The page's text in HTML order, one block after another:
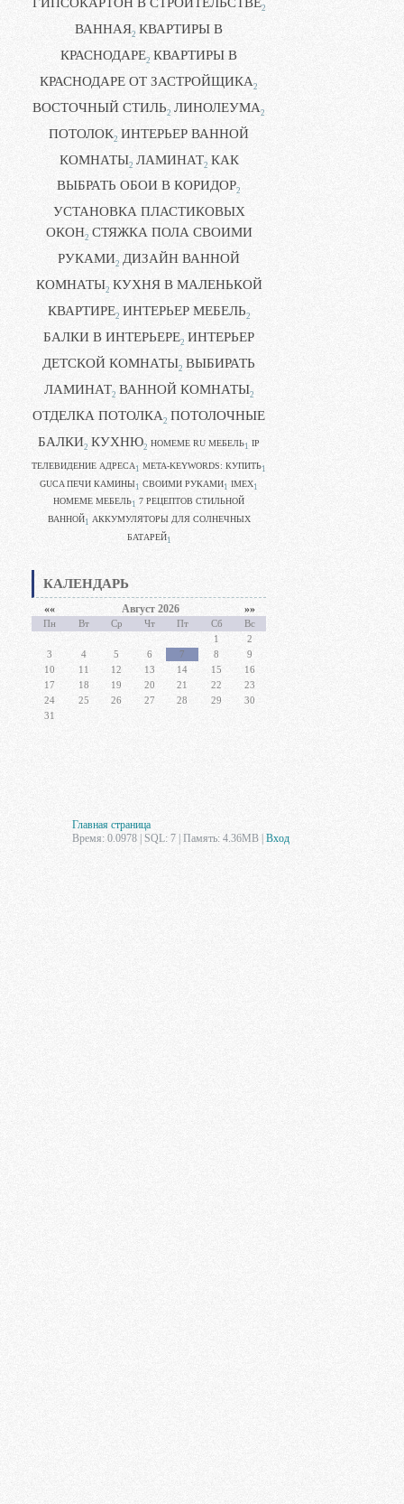
2
ВАННАЯ2 КВАРТИРЫ В
КРАСНОДАРЕ2 КВАРТИРЫ В
КРАСНОДАРЕ ОТ ЗАСТРОЙЩИКА2
ВОСТОЧНЫЙ СТИЛЬ2 ЛИНОЛЕУМА2
ПОТОЛОК2 ИНТЕРЬЕР ВАННОЙ
КОМНАТЫ2 ЛАМИНАТ2 КАК
ВЫБРАТЬ ОБОИ В КОРИДОР2
УСТАНОВКА ПЛАСТИКОВЫХ
ОКОН2 СТЯЖКА ПОЛА СВОИМИ
РУКАМИ2 ДИЗАЙН ВАННОЙ
КОМНАТЫ2 КУХНЯ В МАЛЕНЬКОЙ
КВАРТИРЕ2 ИНТЕРЬЕР МЕБЕЛЬ2
БАЛКИ В ИНТЕРЬЕРЕ2 ИНТЕРЬЕР
ДЕТСКОЙ КОМНАТЫ2 ВЫБИРАТЬ
ЛАМИНАТ2 ВАННОЙ КОМНАТЫ2
ОТДЕЛКА ПОТОЛКА2 ПОТОЛОЧНЫЕ
БАЛКИ2 КУХНЮ2 HOMEME RU МЕБЕЛЬ1 IP
ТЕЛЕВИДЕНИЕ АДРЕСА 1 META-KEYWORDS: КУПИТЬ1
GUCA ПЕЧИ КАМИНЫ1 CВОИМИ РУКАМИ1 IMEX1
HOMEME МЕБЕЛЬ1 7 РЕЦЕПТОВ СТИЛЬНОЙ
ВАННОЙ1 АККУМУЛЯТОРЫ ДЛЯ СОЛНЕЧНЫХ
БАТАРЕЙ1
КАЛЕНДАРЬ
«« Август 2026 »»
Пн Вт Ср Чт Пт Сб
Вс
1
2
3
4 5 6 7 8
9
10
11 12 13 14 15
16
17
18 19 20 21 22
23
24
25 26 27 28 29
30
31
Главная страница
Время: 0.0978 | SQL: 7 | Память: 4.36MB Вход